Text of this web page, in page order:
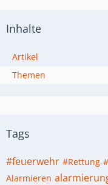
Inhalte
Artikel
Themen
Tags
#feuerwehr #Rettung
Alarmieren